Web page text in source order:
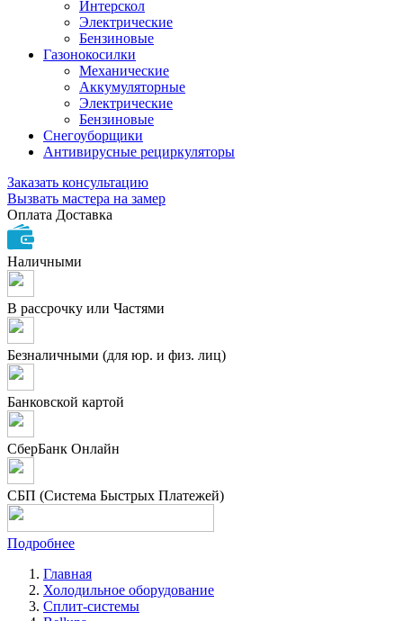
Интерскол
Электрические
Бензиновые
Газонокосилки
Механические
Аккумуляторные
Электрические
Бензиновые
Снегоуборщики
Антивирусные рециркуляторы
Заказать консультацию
Вызвать мастера на замер
Оплата Доставка
Наличными
В рассрочку или Частями
Безналичными (для юр. и физ. лиц)
Банковской картой
СберБанк Онлайн
СБП (Система Быстрых Платежей)
Подробнее
Главная
Холодильное оборудование
Сплит-системы